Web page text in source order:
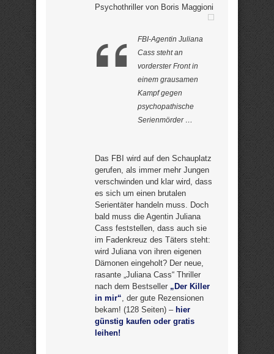
Psychothriller von Boris Maggioni
FBI-Agentin Juliana
Cass steht an
vorderster Front in
einem grausamen
Kampf gegen
psychopathische
Serienmörder …
Das FBI wird auf den Schauplatz
gerufen, als immer mehr Jungen
verschwinden und klar wird, dass
es sich um einen brutalen
Serientäter handeln muss. Doch
bald muss die Agentin Juliana
Cass feststellen, dass auch sie
im Fadenkreuz des Täters steht:
wird Juliana von ihren eigenen
Dämonen eingeholt? Der neue,
rasante „Juliana Cass“ Thriller
nach dem Bestseller „Der Killer
in mir“, der gute Rezensionen
bekam! (128 Seiten) – hier
günstig kaufen oder gratis
leihen!